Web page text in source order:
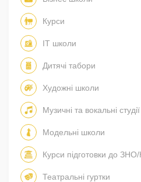
Курси
IT школи
Дитячі табори
Художні школи
Музичні та вокальні студії
Модельні школи
Курси підготовки до
Театральні гуртки